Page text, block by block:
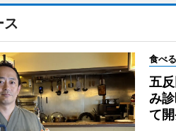
ス
食べる
五
み
て